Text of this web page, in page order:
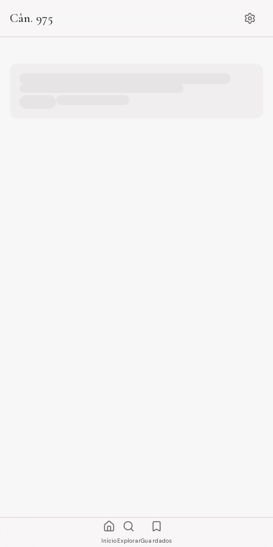
Cân. 975
InícioExplorarGuardados